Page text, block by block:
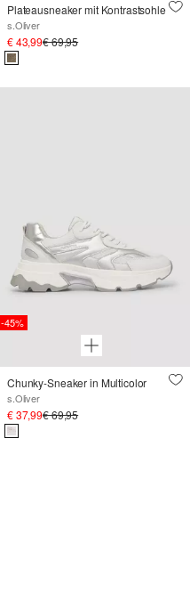
Plateausneaker mit Kontrastsohle
s.Oliver
€ 43,99€ 69,95
-45%
Chunky-Sneaker in Multicolor
s.Oliver
€ 37,99€ 69,95